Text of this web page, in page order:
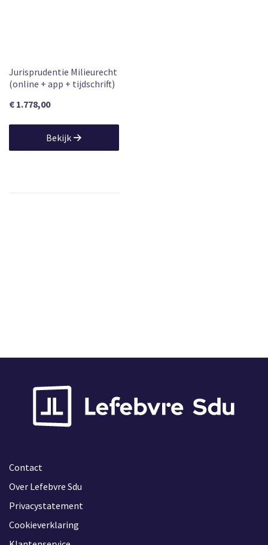
Jurisprudentie Milieurecht
(online + app + tijdschrift)
€ 1.778,00
Bekijk
Contact
Over Lefebvre Sdu
Privacystatement
Cookieverklaring